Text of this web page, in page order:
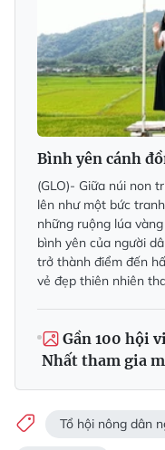
Bình yên cánh
(GLO)- Giữa núi non
lên như một bức
những ruộng lúa
bình yên của người
trở thành điểm đến
vẻ đẹp thiên nhiên
Gần 100 hội
Nhất tham gia
Tổ hội nông dân